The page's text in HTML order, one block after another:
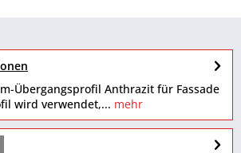
Übergangsprofil Anthrazit für Fassade
wird verwendet,... mehr